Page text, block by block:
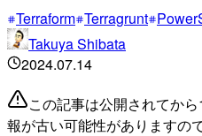
Terraform Terragrunt
Takuya Shibata
2024.07.14
この記事は公開されてか
報が古い可能性がありますの